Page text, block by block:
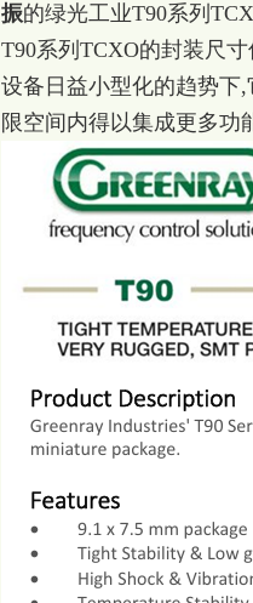
振的绿光工业T90系列
T90系列TCXO的封装尺
设备日益小型化的趋势下
限空间内得以集成更多功